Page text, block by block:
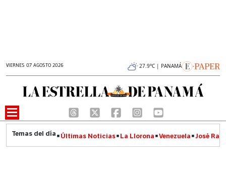
VIERNES 07 AGOSTO 2026 27.9°C | PANAMÁ
Últimas Noticias La Llorona Venezuela José